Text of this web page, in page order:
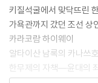
본보다 ‘120%~150%’
답답함을 느끼는 분들에
키질석굴에서 맞닥뜨린
가욕관까지 갔던 조선 상
카라코람 하이웨이
알타이산 남록의 카나쓰호
한무제의 자책―윤대의